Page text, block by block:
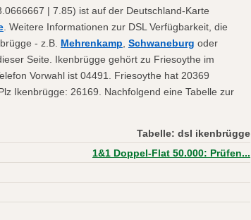
| 7.85) ist auf der Deutschland-Karte
. Weitere Informationen zur DSL Verfügbarkeit, die
- z.B. Mehrenkamp Schwaneburg oder
Seite. Ikenbrügge gehört zu Friesoythe im
Vorwahl ist 04491. Friesoythe hat 20369
Ikenbrügge: 26169. Nachfolgend eine Tabelle zur
Tabelle: dsl ikenbrügge
1&1 Doppel-Flat 50.000: Prüfen...